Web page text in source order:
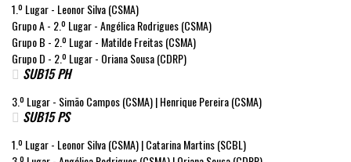
1.º Lugar - Leonor Silva (CSMA)
Grupo A - 2.º Lugar - Angélica Rodrigues (CSMA)
Grupo B - 2.º Lugar - Matilde Freitas (CSMA)
Grupo D - 2.º Lugar - Oriana Sousa (CDRP)
SUB15 PH
3.º Lugar - Simão Campos (CSMA) | Henrique Pereira (CSMA)
SUB15 PS
1.º Lugar - Leonor Silva (CSMA) | Catarina Martins (SCBL)